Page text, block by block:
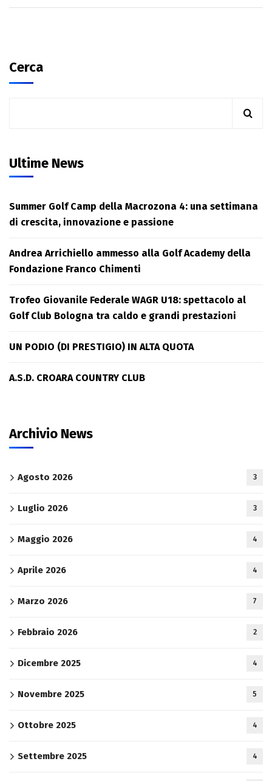
Cerca
Ultime News
Summer Golf Camp della Macrozona 4: una settimana
di crescita, innovazione e passione
Andrea Arrichiello ammesso alla Golf Academy della
Fondazione Franco Chimenti
Trofeo Giovanile Federale WAGR U18: spettacolo al
Golf Club Bologna tra caldo e grandi prestazioni
UN PODIO (DI PRESTIGIO) IN ALTA QUOTA
A.S.D. CROARA COUNTRY CLUB
Archivio News
Agosto 2026 3
Luglio 2026 3
Maggio 2026 4
Aprile 2026 4
Marzo 2026 7
Febbraio 2026 2
Dicembre 2025 4
Novembre 2025 5
Ottobre 2025 4
Settembre 2025 4